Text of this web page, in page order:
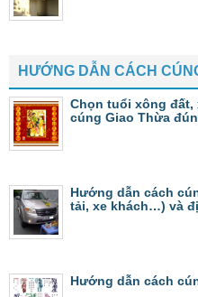
HƯỚNG DẪN CÁCH
Chọn tuổi xông đất,
cúng Giao Thừa
Hướng dẫn cách
tải, xe khách…) và
Hướng dẫn cách